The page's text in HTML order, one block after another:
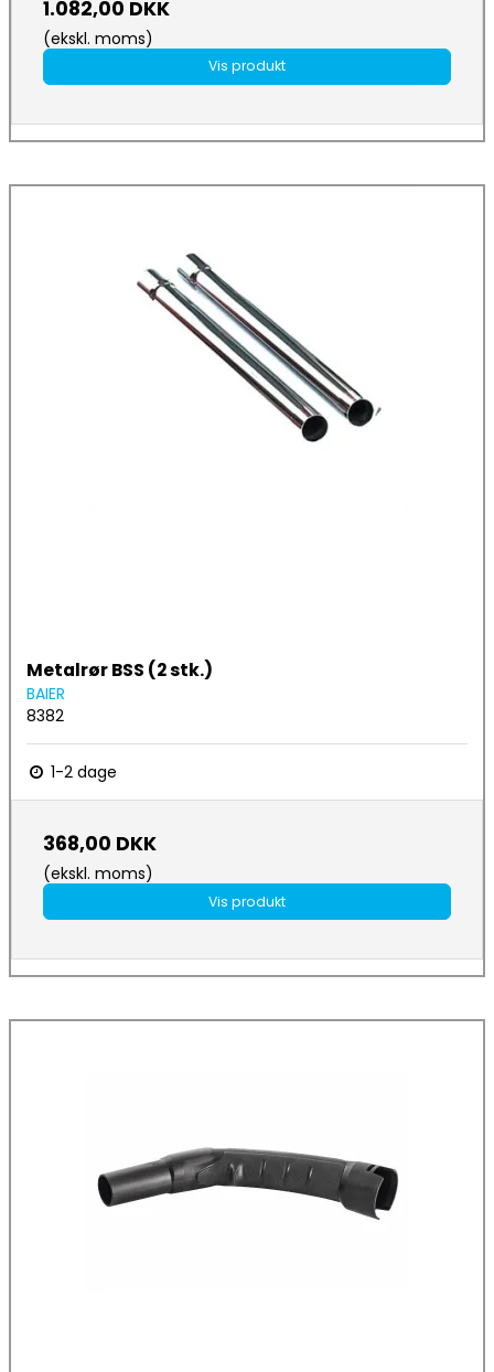
1.082,00 DKK
(ekskl. moms)
Vis produkt
Metalrør BSS (2 stk.)
BAIER
8382
1-2 dage
368,00 DKK
(ekskl. moms)
Vis produkt